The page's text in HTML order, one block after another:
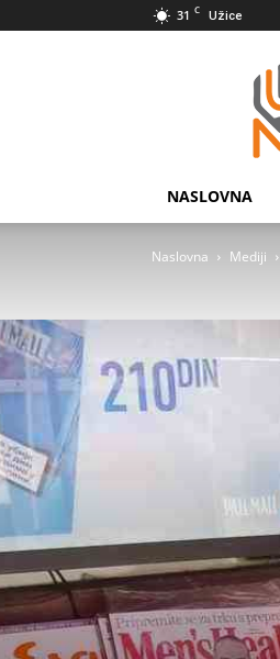
31 C Užice
NASLOVNA
Naslovna Mediji